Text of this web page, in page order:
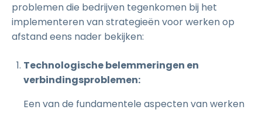
problemen die bedrijven tegenkomen bij het
implementeren van strategieën voor werken op
afstand eens nader bekijken:
Technologische belemmeringen en
verbindingsproblemen:
Een van de fundamentele aspecten van werken